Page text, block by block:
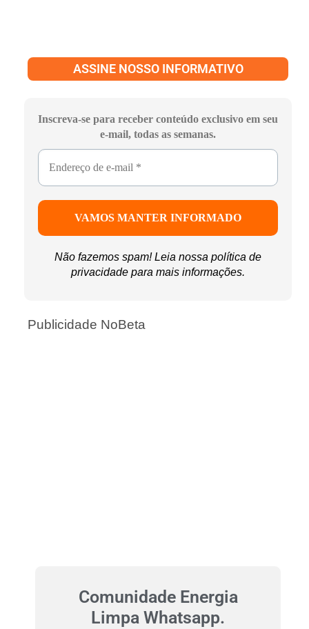
ASSINE NOSSO INFORMATIVO
Inscreva-se para receber conteúdo exclusivo em seu
e-mail, todas as semanas.
Não fazemos spam! Leia nossa política de
privacidade para mais informações.
Publicidade NoBeta
Comunidade Energia
Limpa Whatsapp.